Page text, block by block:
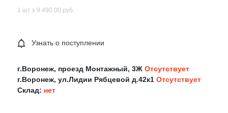
1 шт х 9 490.00 руб.
Узнать о поступлении
г.Воронеж, проезд Монтажный, 3Ж Отсутствует
г.Воронеж, ул.Лидии Рябцевой д.42к1 Отсутствует
Склад: нет